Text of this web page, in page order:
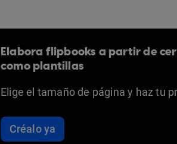
Elabora flipbooks a partir de
como plantillas
Elige el tamaño de página y haz tu
Créalo ya